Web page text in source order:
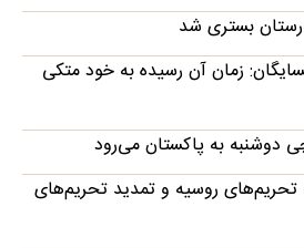
بستری شد
زمان آن رسیده به خود متکی
دوشنبه به پاکستان می‌رود
روسیه و تمدید تحریم‌های